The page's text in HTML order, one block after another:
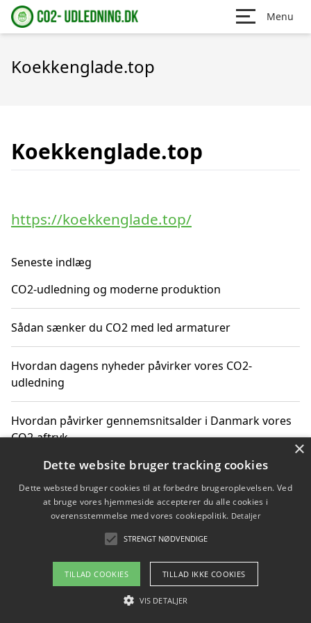
Menu
Koekkenglade.top
Koekkenglade.top
https://koekkenglade.top/
Seneste indlæg
CO2-udledning og moderne produktion
Sådan sænker du CO2 med led armaturer
Hvordan dagens nyheder påvirker vores CO2-
udledning
Hvordan påvirker gennemsnitsalder i Danmark vores
CO2-aftryk
Hvordan nyheder om CO2-udledning påvirker vores
hverdag
Om / kontakt
Blog Betingelser
×
Dette website bruger tracking cookies
Dette websted bruger cookies til at forbedre brugeroplevelsen. Ved
at bruge vores hjemmeside accepterer du alle cookies i
overensstemmelse med vores cookiepolitik. Detaljer
STRENGT NØDVENDIGE
TILLAD COOKIES TILLAD IKKE COOKIES
VIS DETALJER